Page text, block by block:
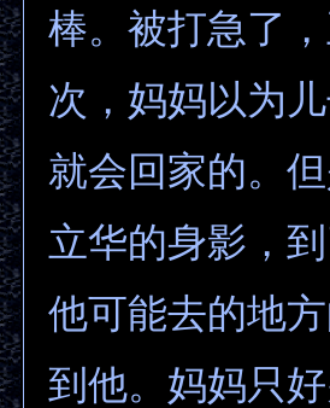
棒。被打急了
次，妈妈以为
就会回家的。
立华的身影，
他可能去的地
到他。妈妈只